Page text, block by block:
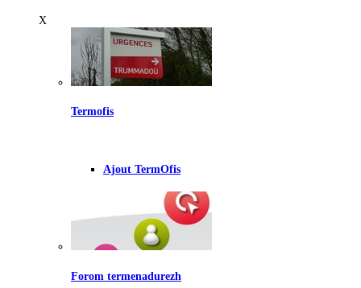
X
Termofis
Ajout TermOfis
Forom termenadurezh